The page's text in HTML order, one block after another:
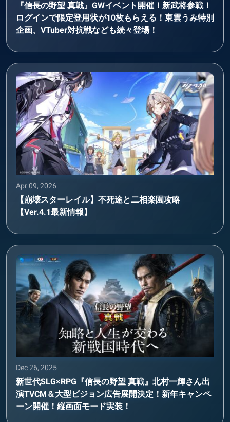
『信長の野望 真戦』GWイベント開催！新武将参戦！
ログインで限定登用状が10枚もらえる！東雲うみ特別
企画、VTuber対抗戦なども続々登場！
Apr 09, 2026
【崩壊スターレイル】不死途と二相楽園攻略
【Ver.4.1最新情報】
Dec 26, 2025
新世代SLG×RPG『信長の野望 真戦』北村一輝さん出
演TVCM＆大型ビジョン広告展開決定！新年キャンペ
ーン開催！縦画面モード実装！